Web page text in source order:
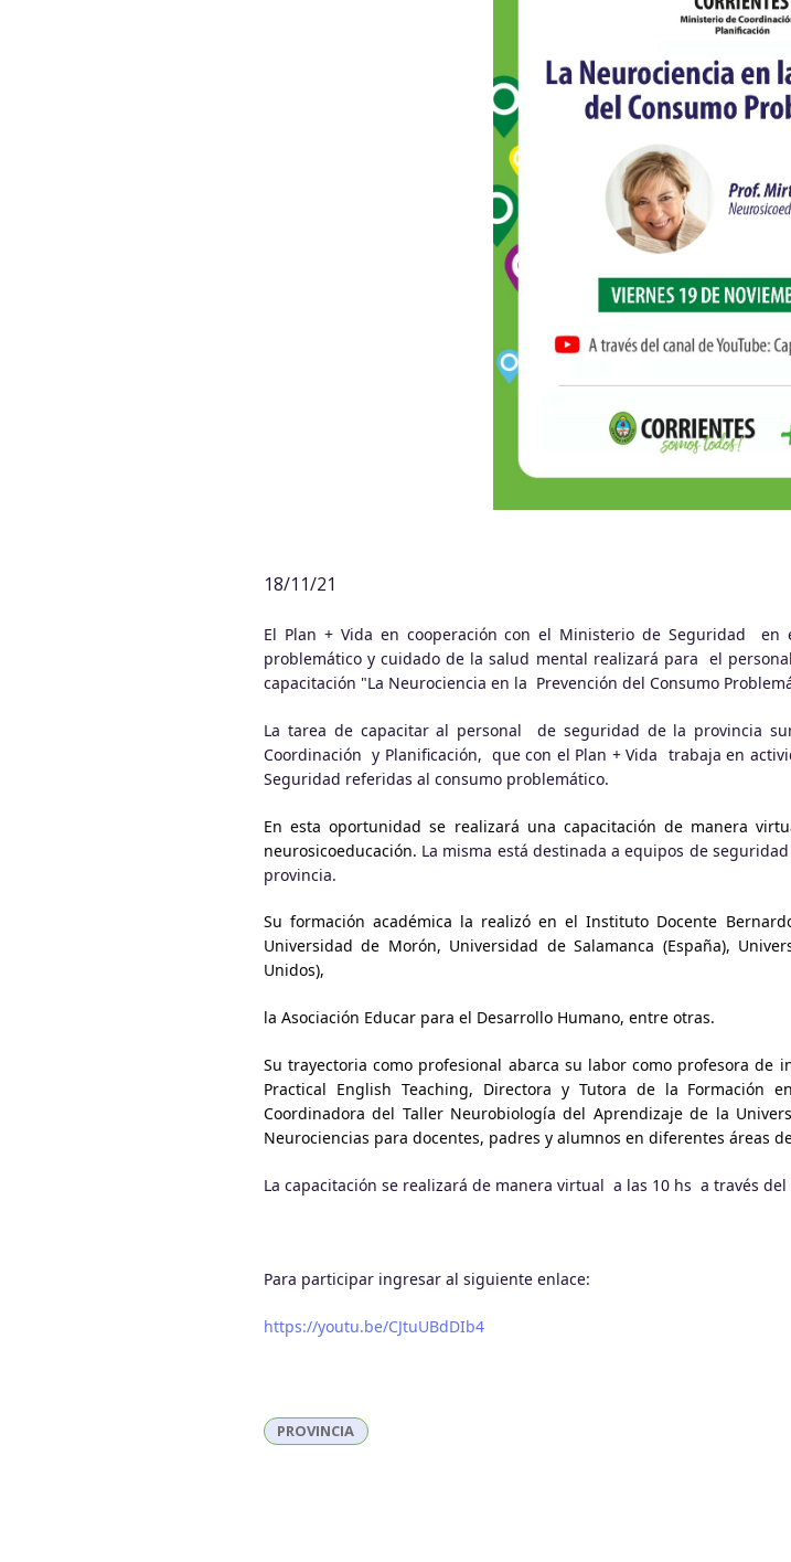
18/11/21
El Plan + Vida en cooperación con el Ministerio de Seguridad
problemático y cuidado de la salud mental realizará para el
capacitación "La Neurociencia en la Prevención del Consumo
La tarea de capacitar al personal de seguridad de la provincia
Coordinación y Planificación, que con el Plan + Vida trabaja en
Seguridad referidas al consumo problemático.
En esta oportunidad se realizará una capacitación de manera
neurosicoeducación. La misma está destinada a equipos de
provincia.
Su formación académica la realizó en el Instituto Docente
Universidad de Morón, Universidad de Salamanca (España),
Unidos),
la Asociación Educar para el Desarrollo Humano, entre otras.
Su trayectoria como profesional abarca su labor como profesora
Practical English Teaching, Directora y Tutora de la Formación
Coordinadora del Taller Neurobiología del Aprendizaje de la
Neurociencias para docentes, padres y alumnos en diferentes áreas
La capacitación se realizará de manera virtual a las 10 hs a través del
Para participar ingresar al siguiente enlace:
https://youtu.be/CJtuUBdDIb4
PROVINCIA